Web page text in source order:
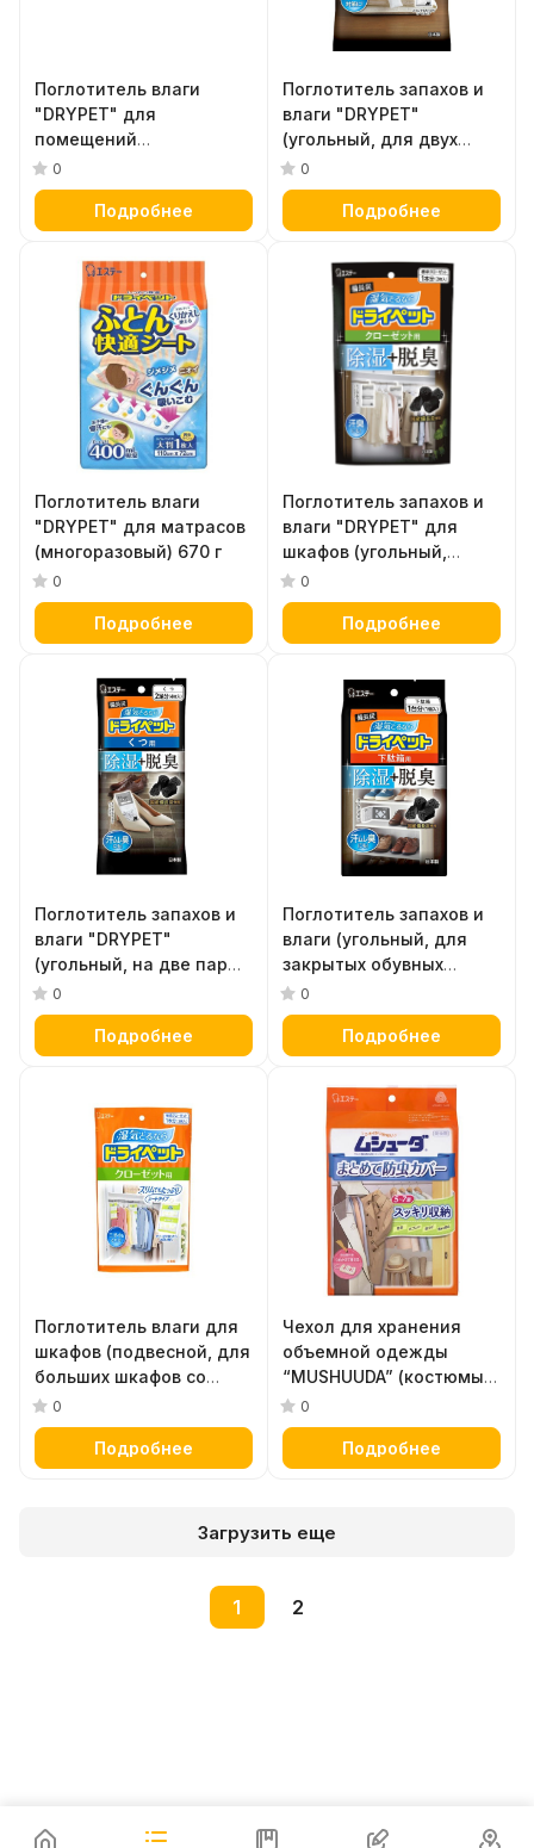
Поглотитель влаги
"DRYPET" для
помещений
(компактный) 350 мл
0
Подробнее
Поглотитель запахов и
влаги "DRYPET"
(угольный, для двух
одеял) 4 шт
0
Подробнее
Поглотитель влаги
"DRYPET" для матрасов
(многоразовый) 670 г
0
Подробнее
Поглотитель запахов и
влаги "DRYPET" для
шкафов (угольный,
подвесной для больших
шкафов со смешанным
хранением) 122 г х 2 шт
0
Подробнее
Поглотитель запахов и
влаги "DRYPET"
(угольный, на две пары
обуви) 21 г х 4 шт
0
Подробнее
Поглотитель запахов и
влаги (угольный, для
закрытых обувных
полок) 95 г
0
Подробнее
Поглотитель влаги для
шкафов (подвесной, для
больших шкафов со
смешанным хранением)
120 г х 2 шт
0
Подробнее
Чехол для хранения
объемной одежды
“MUSHUUDA” (костюмы,
пальто, шубы, пуховики)
53 х 130 см (глубина 27
см), 1 шт
0
Подробнее
Загрузить еще
1 2